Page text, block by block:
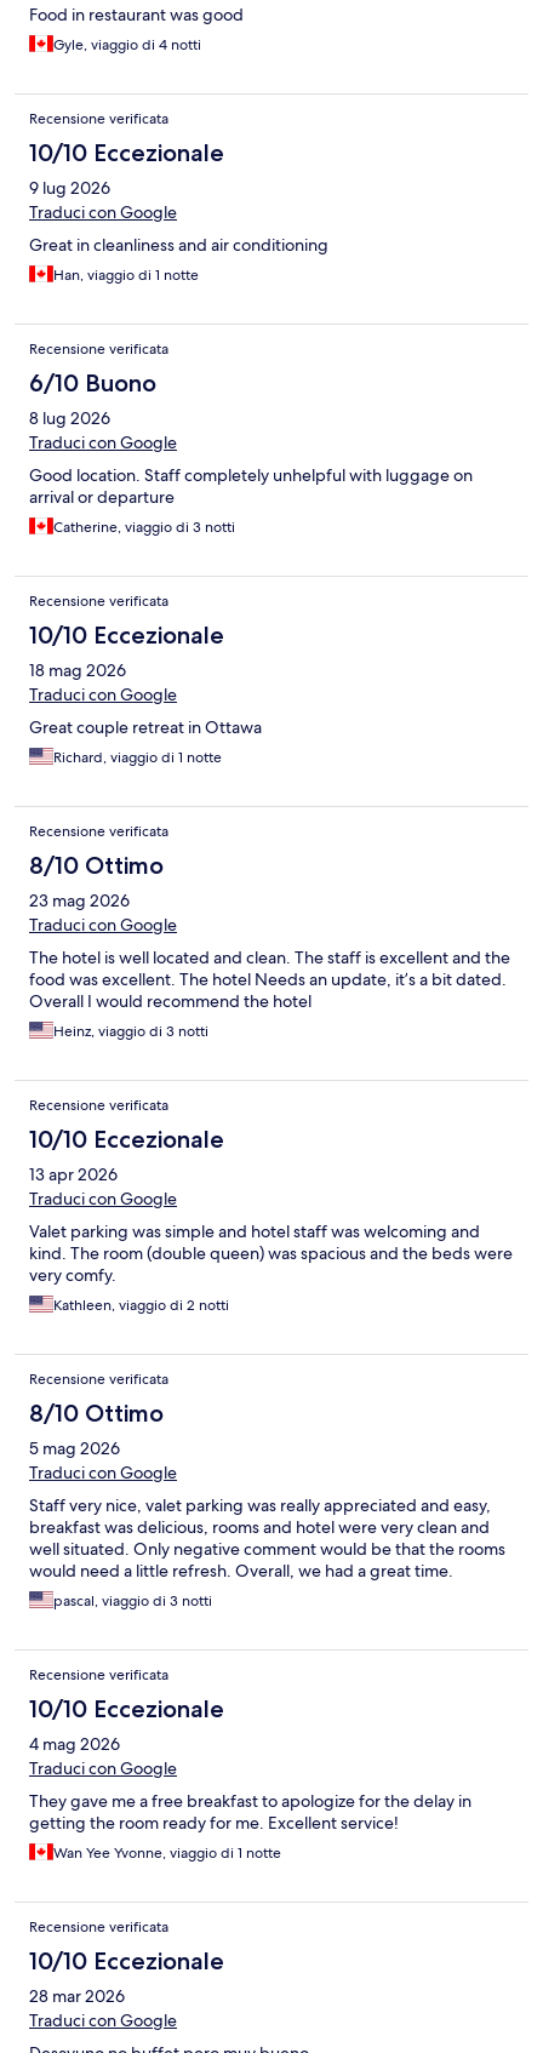
Food in restaurant was good
Gyle, viaggio di 4 notti
Recensione verificata
10/10 Eccezionale
9 lug 2026
Traduci con Google
Great in cleanliness and air conditioning
Han, viaggio di 1 notte
Recensione verificata
6/10 Buono
8 lug 2026
Traduci con Google
Good location. Staff completely unhelpful with luggage on
arrival or departure
Catherine, viaggio di 3 notti
Recensione verificata
10/10 Eccezionale
18 mag 2026
Traduci con Google
Great couple retreat in Ottawa
Richard, viaggio di 1 notte
Recensione verificata
8/10 Ottimo
23 mag 2026
Traduci con Google
The hotel is well located and clean. The staff is excellent and the
food was excellent. The hotel Needs an update, it’s a bit dated.
Overall I would recommend the hotel
Heinz, viaggio di 3 notti
Recensione verificata
10/10 Eccezionale
13 apr 2026
Traduci con Google
Valet parking was simple and hotel staff was welcoming and
kind. The room (double queen) was spacious and the beds were
very comfy.
Kathleen, viaggio di 2 notti
Recensione verificata
8/10 Ottimo
5 mag 2026
Traduci con Google
Staff very nice, valet parking was really appreciated and easy,
breakfast was delicious, rooms and hotel were very clean and
well situated. Only negative comment would be that the rooms
would need a little refresh. Overall, we had a great time.
pascal, viaggio di 3 notti
Recensione verificata
10/10 Eccezionale
4 mag 2026
Traduci con Google
They gave me a free breakfast to apologize for the delay in
getting the room ready for me. Excellent service!
Wan Yee Yvonne, viaggio di 1 notte
Recensione verificata
10/10 Eccezionale
28 mar 2026
Traduci con Google